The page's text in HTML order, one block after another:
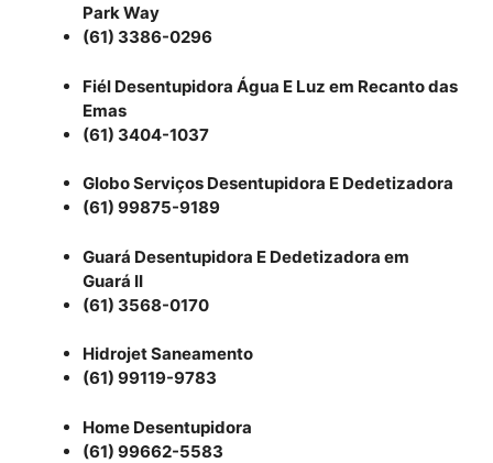
Park Way
(61) 3386-0296
Fiél Desentupidora Água E Luz em Recanto das
Emas
(61) 3404-1037
Globo Serviços Desentupidora E Dedetizadora
(61) 99875-9189
Guará Desentupidora E Dedetizadora em
Guará II
(61) 3568-0170
Hidrojet Saneamento
(61) 99119-9783
Home Desentupidora
(61) 99662-5583